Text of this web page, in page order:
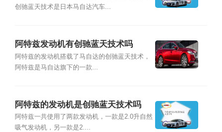
创驰蓝天技术是日本马自达汽车...
阿特兹发动机有创驰蓝天技术吗
阿特兹的发动机搭载了马自达的创驰蓝天技术，
阿特兹是马自达旗下的一款...
阿特兹的发动机是创驰蓝天技术吗
阿特兹一共使用了两款发动机，一款是2.0升自然
吸气发动机，另一款是2....